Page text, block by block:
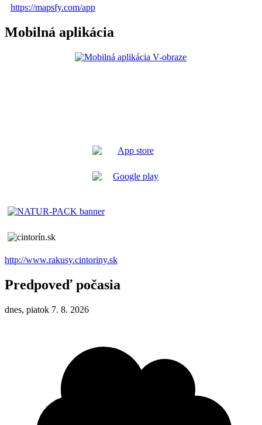
https://mapsfy.com/app
Mobilná aplikácia
http://www.rakusy.cintoriny.sk
Predpoveď počasia
dnes, piatok 7. 8. 2026